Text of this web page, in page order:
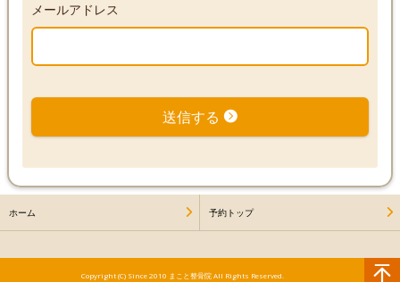
メールアドレス
送信する
ホーム 予約トップ
Copyright (C) Since 2010 まこと整骨院 All Rights Reserved.